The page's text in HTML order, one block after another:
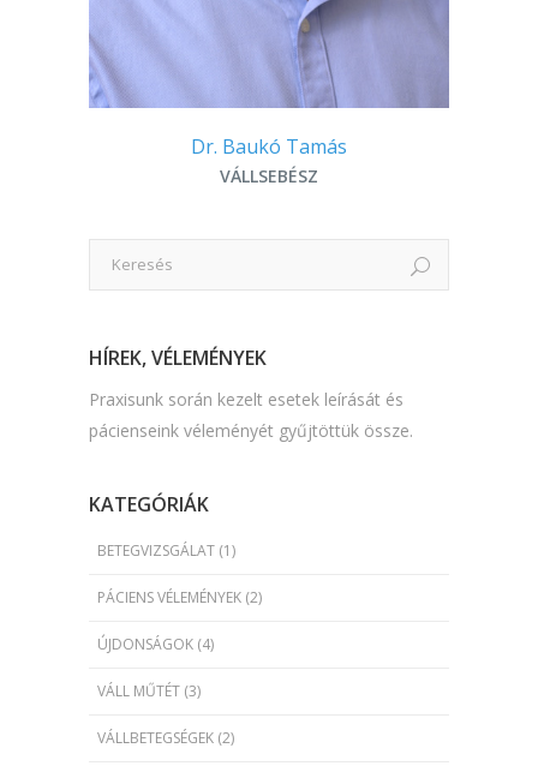
Dr. Baukó Tamás
VÁLLSEBÉSZ
HÍREK, VÉLEMÉNYEK
Praxisunk során kezelt esetek leírását és
pácienseink véleményét gyűjtöttük össze.
KATEGÓRIÁK
BETEGVIZSGÁLAT (1)
PÁCIENS VÉLEMÉNYEK (2)
ÚJDONSÁGOK (4)
VÁLL MŰTÉT (3)
VÁLLBETEGSÉGEK (2)